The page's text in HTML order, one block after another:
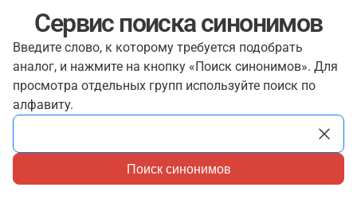
Сервис поиска синонимов
Введите слово, к которому требуется подобрать
аналог, и нажмите на кнопку «Поиск синонимов». Для
просмотра отдельных групп используйте поиск по
алфавиту.
Поиск синонимов